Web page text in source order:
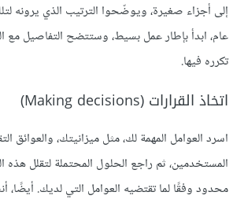
إلى أجزاء صغيرة، ويوضّحوا الترتيب الذي يرونه
عام، ابدأ بإطار عمل بسيط، وستتضح التفاصيل
تكرره فيها.
اتخاذ القرارات (Making decisions)
اسرد العوامل المهمة لك، مثل ميزانيتك، والعوائق
المستخدمين، ثم راجع الحلول المحتملة لتقلل هذه
محدود وفقًا لما تقتضيه العوامل التي لديك. أيضًا،